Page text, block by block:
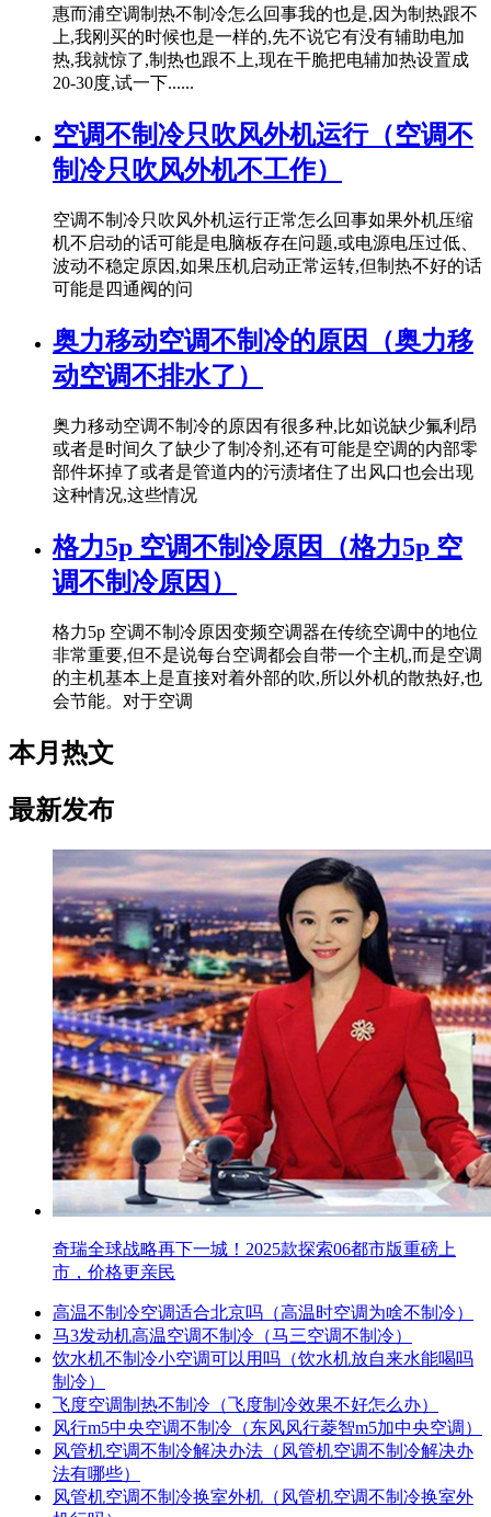
惠而浦空调制热不制冷怎么回事我的也是,因为制热跟不
上,我刚买的时候也是一样的,先不说它有没有辅助电加
热,我就惊了,制热也跟不上,现在干脆把电辅加热设置成
20-30度,试一下......
空调不制冷只吹风外机运行（空调不
制冷只吹风外机不工作）
空调不制冷只吹风外机运行正常怎么回事如果外机压缩
机不启动的话可能是电脑板存在问题,或电源电压过低、
波动不稳定原因,如果压机启动正常运转,但制热不好的话
可能是四通阀的问
奥力移动空调不制冷的原因（奥力移
动空调不排水了）
奥力移动空调不制冷的原因有很多种,比如说缺少氟利昂
或者是时间久了缺少了制冷剂,还有可能是空调的内部零
部件坏掉了或者是管道内的污渍堵住了出风口也会出现
这种情况,这些情况
格力5p 空调不制冷原因（格力5p 空
调不制冷原因）
格力5p 空调不制冷原因变频空调器在传统空调中的地位
非常重要,但不是说每台空调都会自带一个主机,而是空调
的主机基本上是直接对着外部的吹,所以外机的散热好,也
会节能。对于空调
本月热文
最新发布
奇瑞全球战略再下一城！2025款探索06都市版重磅上
市，价格更亲民
高温不制冷空调适合北京吗（高温时空调为啥不制冷）
马3发动机高温空调不制冷（马三空调不制冷）
饮水机不制冷小空调可以用吗（饮水机放自来水能喝吗
制冷）
飞度空调制热不制冷（飞度制冷效果不好怎么办）
风行m5中央空调不制冷（东风风行菱智m5加中央空调）
风管机空调不制冷解决办法（风管机空调不制冷解决办
法有哪些）
风管机空调不制冷换室外机（风管机空调不制冷换室外